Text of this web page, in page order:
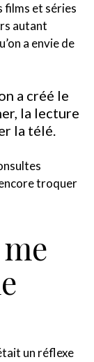
films et séries
autant
a envie de
a créé le
la lecture
la télé.
troquer
un réflexe